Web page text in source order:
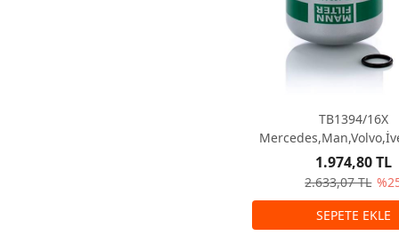
TB1394/16X
Fren Kurutucu
2.633,07 TL
1.974,80 TL